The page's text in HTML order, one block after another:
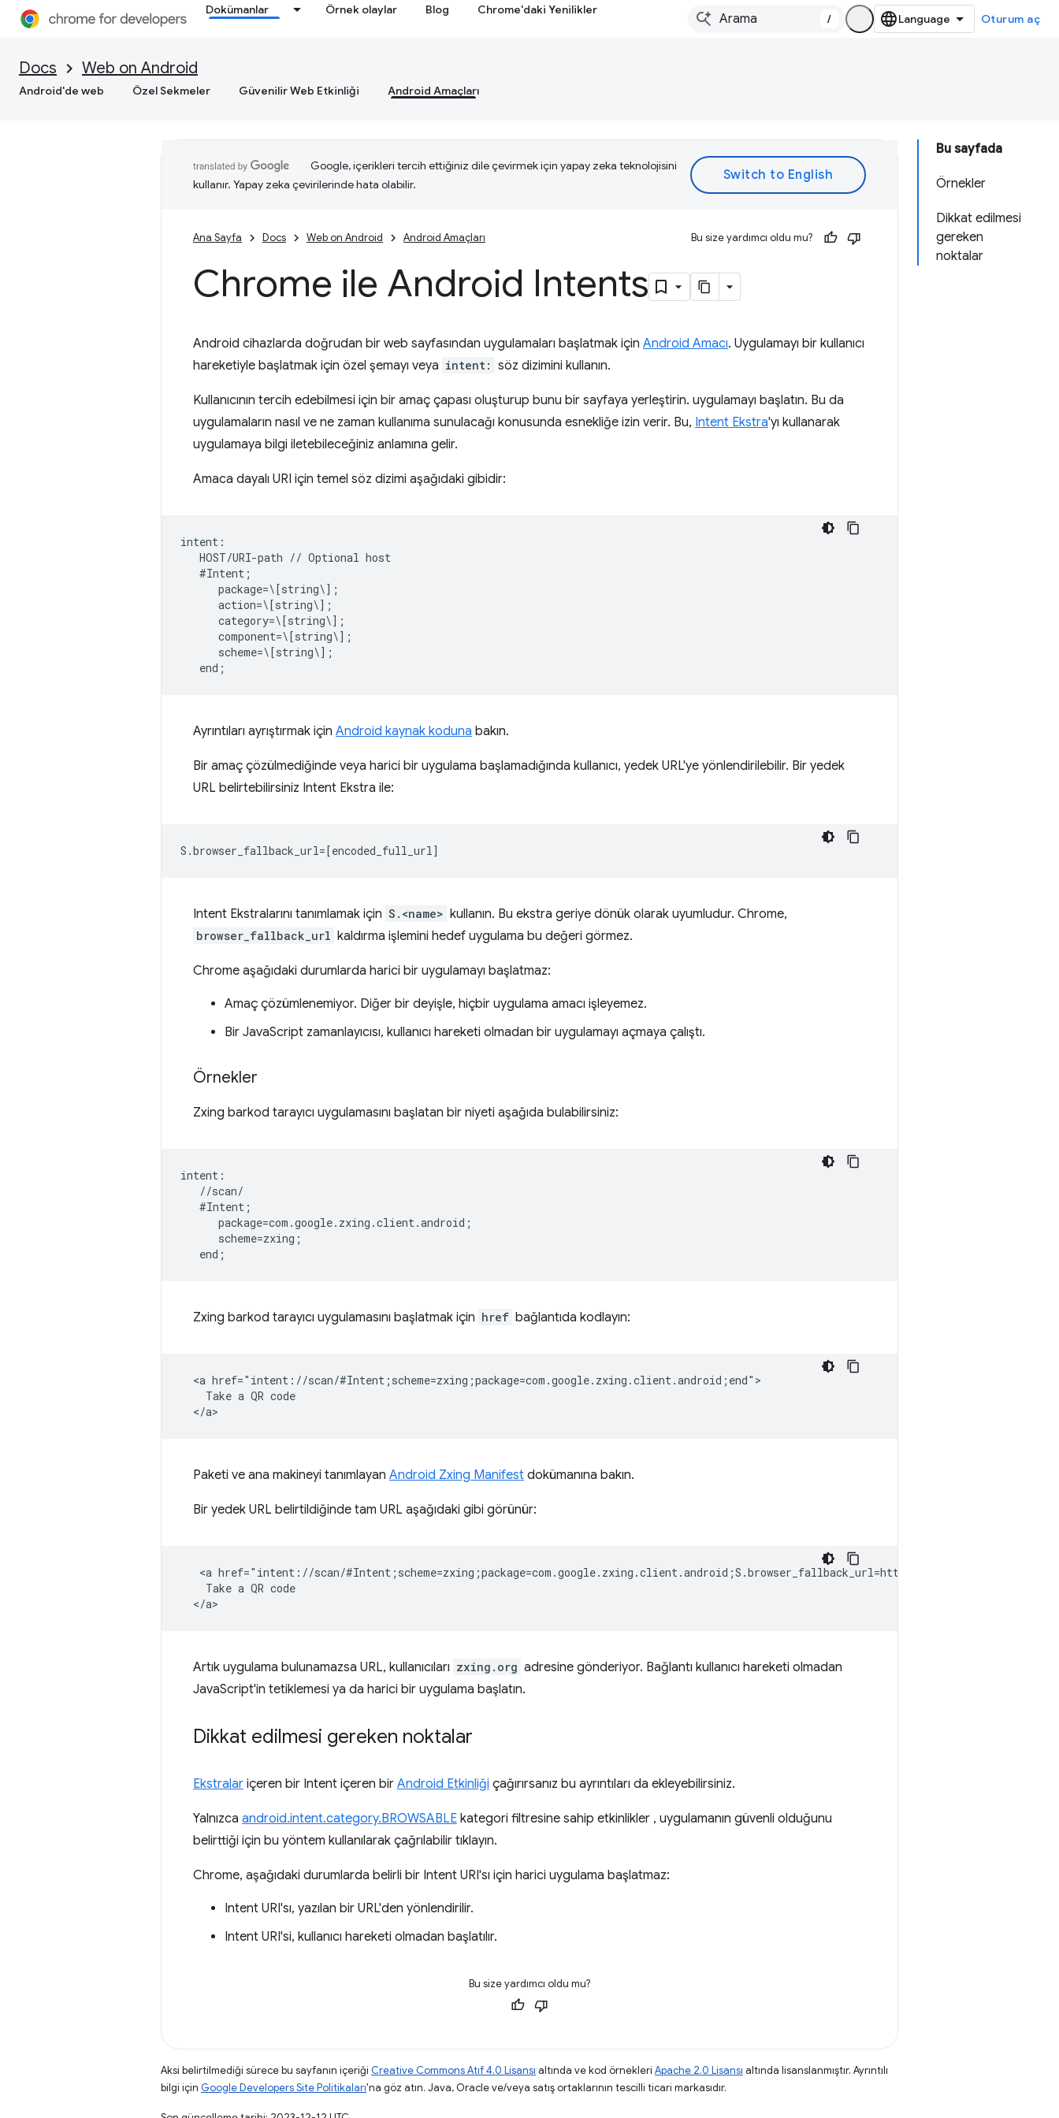
Dokümanlar Örnek olaylar Blog Chrome'daki Yenilikler
/ Oturum aç
Docs Web on Android
Android'de web Özel Sekmeler Güvenilir Web Etkinliği Android Amaçları
Bu sayfada
Örnekler
Dikkat edilmesi
gereken
noktalar
Google, içerikleri tercih ettiğiniz dile çevirmek için yapay zeka teknolojisini
kullanır. Yapay zeka çevirilerinde hata olabilir.
Ana Sayfa Docs Web on Android Android Amaçları Bu size yardımcı oldu mu?
Chrome ile Android Intents
Android cihazlarda doğrudan bir web sayfasından uygulamaları başlatmak için Android Amacı. Uygulamayı bir kullanıcı
hareketiyle başlatmak için özel şemayı veya intent: söz dizimini kullanın.
Kullanıcının tercih edebilmesi için bir amaç çapası oluşturup bunu bir sayfaya yerleştirin. uygulamayı başlatın. Bu da
uygulamaların nasıl ve ne zaman kullanıma sunulacağı konusunda esnekliğe izin verir. Bu, Intent Ekstra'yı kullanarak
uygulamaya bilgi iletebileceğiniz anlamına gelir.
Amaca dayalı URI için temel söz dizimi aşağıdaki gibidir:
intent:
   HOST/URI-path // Optional host
   #Intent;
      package=\[string\];
      action=\[string\];
      category=\[string\];
      component=\[string\];
      scheme=\[string\];
Ayrıntıları ayrıştırmak için Android kaynak koduna bakın.
Bir amaç çözülmediğinde veya harici bir uygulama başlamadığında kullanıcı, yedek URL'ye yönlendirilebilir. Bir yedek
URL belirtebilirsiniz Intent Ekstra ile:
Intent Ekstralarını tanımlamak için S.<name> kullanın. Bu ekstra geriye dönük olarak uyumludur. Chrome,
browser_fallback_url kaldırma işlemini hedef uygulama bu değeri görmez.
Chrome aşağıdaki durumlarda harici bir uygulamayı başlatmaz:
Amaç çözümlenemiyor. Diğer bir deyişle, hiçbir uygulama amacı işleyemez.
Bir JavaScript zamanlayıcısı, kullanıcı hareketi olmadan bir uygulamayı açmaya çalıştı.
Örnekler
Zxing barkod tarayıcı uygulamasını başlatan bir niyeti aşağıda bulabilirsiniz:
intent:
   //scan/
   #Intent;
      package=com.google.zxing.client.android;
      scheme=zxing;
Zxing barkod tarayıcı uygulamasını başlatmak için href bağlantıda kodlayın:
  <a href="intent://scan/#Intent;scheme=zxing;package=com.google.zxing.client.android;end">
    Take a QR code
Paketi ve ana makineyi tanımlayan Android Zxing Manifest dokümanına bakın.
Bir yedek URL belirtildiğinde tam URL aşağıdaki gibi görünür:
<a href="intent://scan/
    Take a QR code
Artık uygulama bulunamazsa URL, kullanıcıları zxing.org adresine gönderiyor. Bağlantı kullanıcı hareketi olmadan
JavaScript'in tetiklemesi ya da harici bir uygulama başlatın.
Dikkat edilmesi gereken noktalar
Ekstralar içeren bir Intent içeren bir Android Etkinliği çağırırsanız bu ayrıntıları da ekleyebilirsiniz.
Yalnızca android.intent.category.BROWSABLE kategori filtresine sahip etkinlikler , uygulamanın güvenli olduğunu
belirttiği için bu yöntem kullanılarak çağrılabilir tıklayın.
Chrome, aşağıdaki durumlarda belirli bir Intent URI'sı için harici uygulama başlatmaz:
Intent URI'sı, yazılan bir URL'den yönlendirilir.
Intent URI'si, kullanıcı hareketi olmadan başlatılır.
Bu size yardımcı oldu mu?
Aksi belirtilmediği sürece bu sayfanın içeriği Creative Commons Atıf 4.0 Lisansı altında ve kod örnekleri Apache 2.0 Lisansı altında lisanslanmıştır. Ayrıntılı
bilgi için Google Developers Site Politikaları'na göz atın. Java, Oracle ve/veya satış ortaklarının tescilli ticari markasıdır.